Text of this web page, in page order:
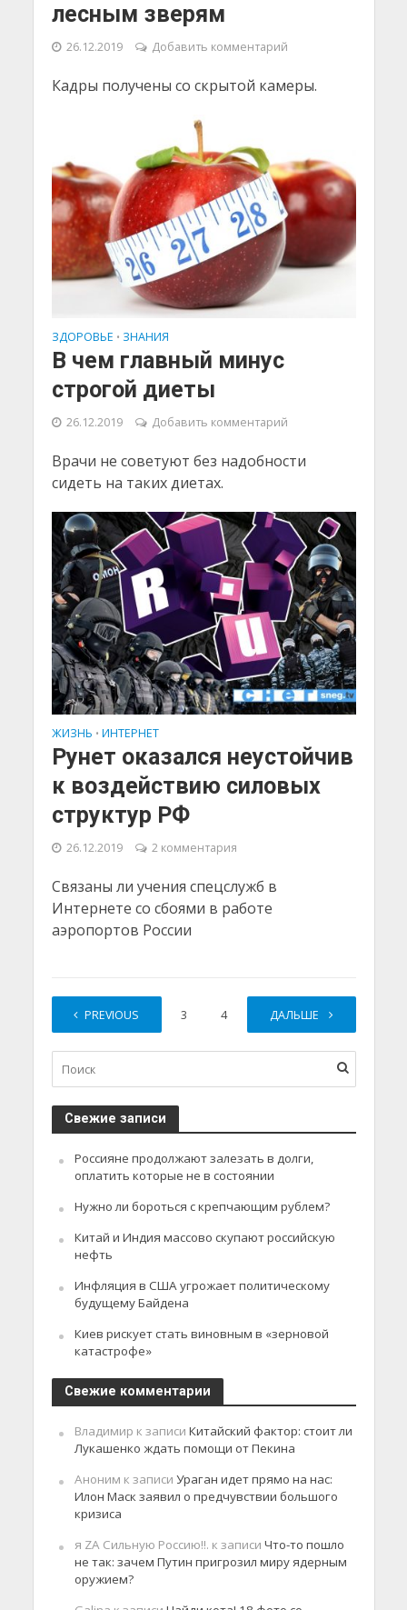
лесным зверям
26.12.2019 Добавить комментарий
Кадры получены со скрытой камеры.
ЗДОРОВЬЕ • ЗНАНИЯ
В чем главный минус
строгой диеты
26.12.2019 Добавить комментарий
Врачи не советуют без надобности
сидеть на таких диетах.
ЖИЗНЬ • ИНТЕРНЕТ
Рунет оказался неустойчив
к воздействию силовых
структур РФ
26.12.2019 2 комментария
Связаны ли учения спецслужб в
Интернете со сбоями в работе
аэропортов России
PREVIOUS
1 3 4 21
ДАЛЬШЕ
Свежие записи
Россияне продолжают залезать в долги,
оплатить которые не в состоянии
Нужно ли бороться с крепчающим рублем?
Китай и Индия массово скупают российскую
нефть
Инфляция в США угрожает политическому
будущему Байдена
Киев рискует стать виновным в «зерновой
катастрофе»
Свежие комментарии
Владимир к записи Китайский фактор: стоит ли
Лукашенко ждать помощи от Пекина
Аноним к записи Ураган идет прямо на нас:
Илон Маск заявил о предчувствии большого
кризиса
я ZA Сильную Россию!!. к записи Что-то пошло
не так: зачем Путин пригрозил миру ядерным
оружием?